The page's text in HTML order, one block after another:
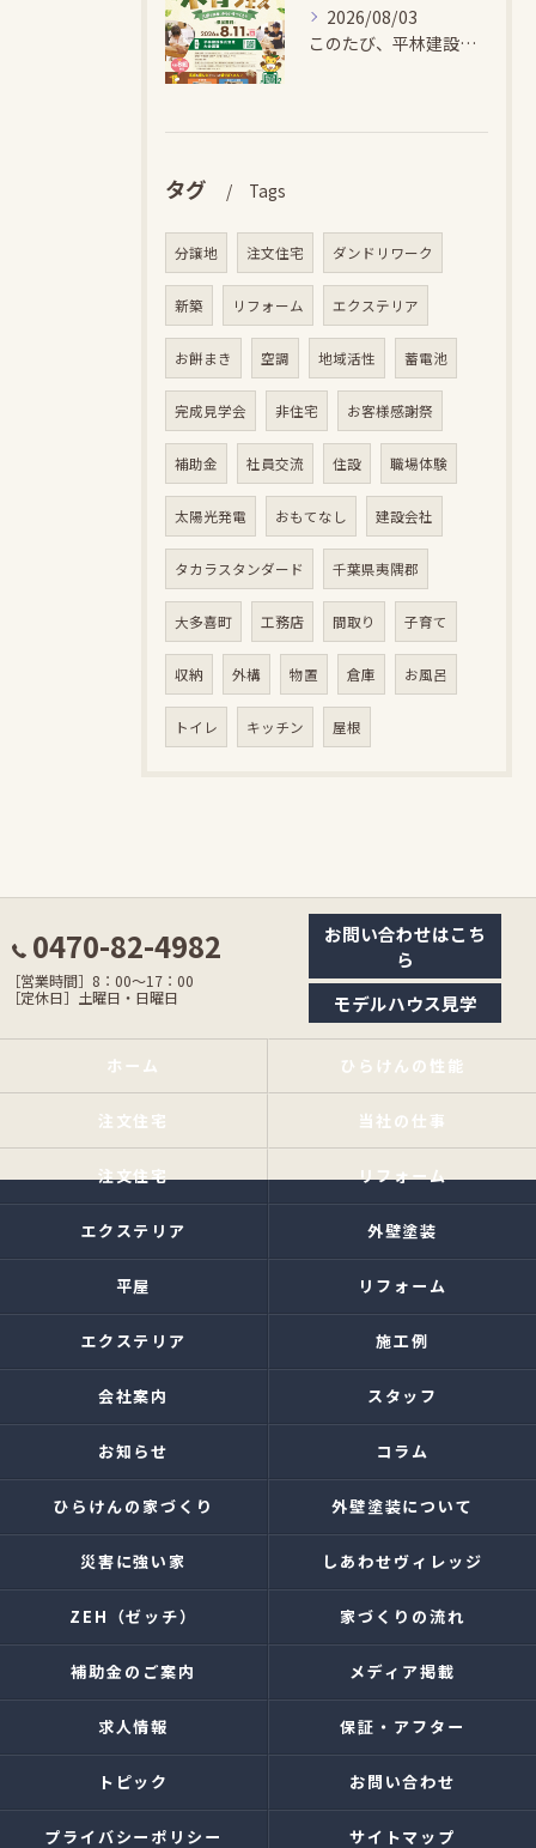
2026/08/03
このたび、平林建設では、お子さまが木とふれあい・木について学...
タグ Tags
分譲地 注文住宅 ダンドリワーク
新築 リフォーム エクステリア
お餅まき 空調 地域活性 蓄電池
完成見学会 非住宅 お客様感謝祭
補助金 社員交流 住設 職場体験
太陽光発電 おもてなし 建設会社
タカラスタンダード 千葉県夷隅郡
大多喜町 工務店 間取り 子育て
収納 外構 物置 倉庫 お風呂
トイレ キッチン 屋根
0470-82-4982
［営業時間］8：00〜17：00
［定休日］土曜日・日曜日
お問い合わせはこち
ら
モデルハウス見学
ホーム ひらけんの性能
注文住宅 当社の仕事
注文住宅 リフォーム
エクステリア 外壁塗装
平屋 リフォーム
エクステリア 施工例
会社案内 スタッフ
お知らせ コラム
ひらけんの家づくり 外壁塗装について
災害に強い家 しあわせヴィレッジ
ZEH（ゼッチ） 家づくりの流れ
補助金のご案内 メディア掲載
求人情報 保証・アフター
トピック お問い合わせ
プライバシーポリシー サイトマップ